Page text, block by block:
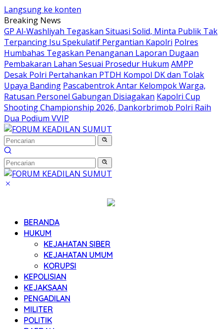
Langsung ke konten
Breaking News
GP Al-Washliyah Tegaskan Situasi Solid, Minta Publik Tak
Terpancing Isu Spekulatif Pergantian Kapolri Polres
Humbahas Tegaskan Penanganan Laporan Dugaan
Pembakaran Lahan Sesuai Prosedur Hukum AMPP
Desak Polri Pertahankan PTDH Kompol DK dan Tolak
Upaya Banding Pascabentrok Antar Kelompok Warga,
Ratusan Personel Gabungan Disiagakan Kapolri Cup
Shooting Championship 2026, Dankorbrimob Polri Raih
Dua Podium VVIP
BERANDA
HUKUM
KEJAHATAN SIBER
KEJAHATAN UMUM
KORUPSI
KEPOLISIAN
KEJAKSAAN
PENGADILAN
MILITER
POLITIK